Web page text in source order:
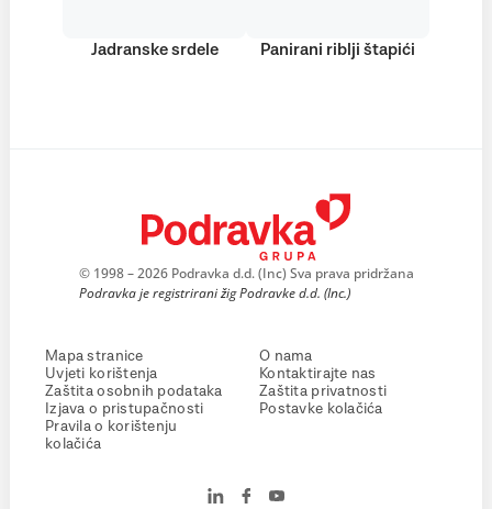
Jadranske srdele Panirani riblji štapići
© 1998 – 2026 Podravka d.d. (Inc) Sva prava pridržana
Podravka je registrirani žig Podravke d.d. (Inc.)
Mapa stranice
Uvjeti korištenja
Zaštita osobnih podataka
Izjava o pristupačnosti
Pravila o korištenju
kolačića
O nama
Kontaktirajte nas
Zaštita privatnosti
Postavke kolačića